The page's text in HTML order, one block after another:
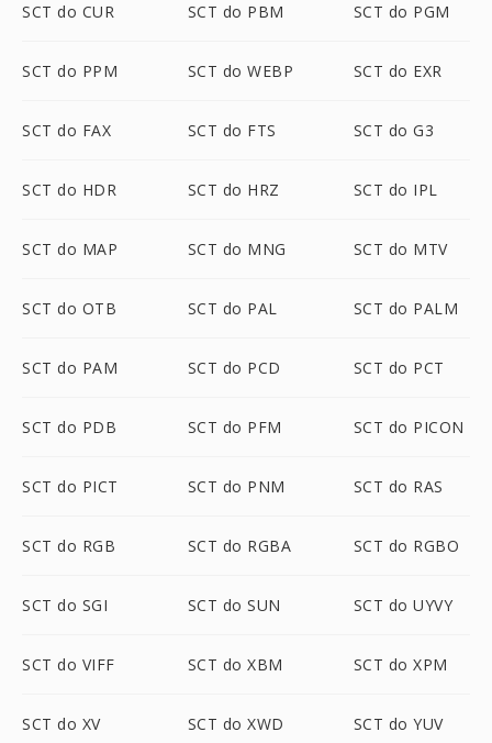
SCT do CUR SCT do PBM SCT do PGM
SCT do PPM SCT do WEBP SCT do EXR
SCT do FAX SCT do FTS SCT do G3
SCT do HDR SCT do HRZ SCT do IPL
SCT do MAP SCT do MNG SCT do MTV
SCT do OTB SCT do PAL SCT do PALM
SCT do PAM SCT do PCD SCT do PCT
SCT do PDB SCT do PFM SCT do PICON
SCT do PICT SCT do PNM SCT do RAS
SCT do RGB SCT do RGBA SCT do RGBO
SCT do SGI SCT do SUN SCT do UYVY
SCT do VIFF SCT do XBM SCT do XPM
SCT do XV SCT do XWD SCT do YUV